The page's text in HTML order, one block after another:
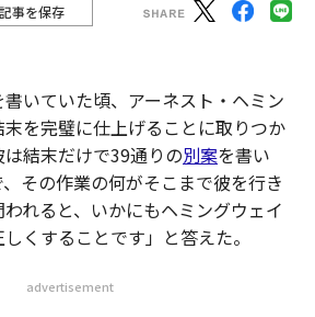
記事を保存
書いていた頃、アーネスト・ヘミン
を完璧に仕上げることに取りつか
結末だけで39通りの別案を書い
その作業の何がそこまで彼を行き
れると、いかにもヘミングウェイ
くすることです」と答えた。
advertisement